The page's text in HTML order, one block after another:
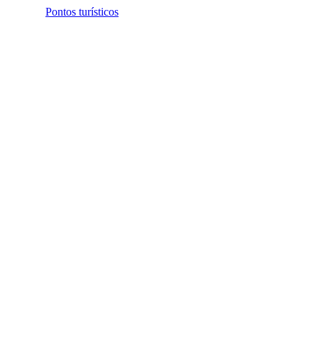
Pontos turísticos